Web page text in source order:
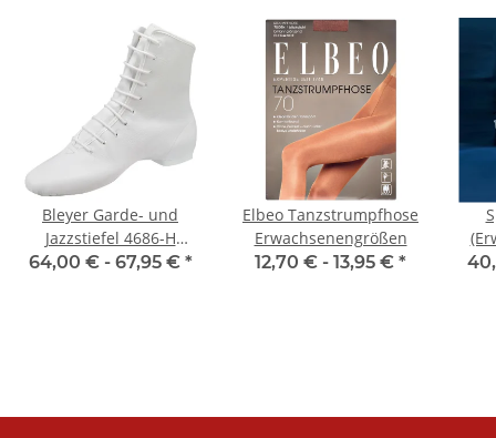
Bleyer Garde- und
Jazzstiefel 4686-H
Ellington (normalhoher
64,00 € - 67,95 € *
Elbeo Tanzstrumpfhose
Erwachsenengrößen
12,70 € - 13,95 € *